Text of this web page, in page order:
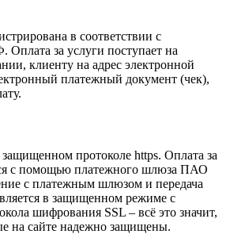
в соответствии с
Оплата за услуги поступает на
клиенту на адрес электронной
платежный документ (чек),
протоколе https. Оплата за
с помощью платежного шлюза ПАО
с платежным шлюзом и передача
в защищенном режиме с
шифрования SSL – всё это значит,
на сайте надежно защищены.